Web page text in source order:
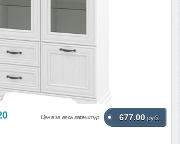
Цена за весь гарнитур 677.00 руб.